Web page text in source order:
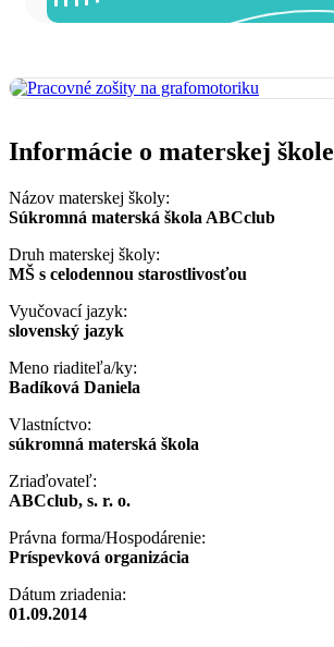
Informácie o materskej škole
Názov materskej školy:
Súkromná materská škola ABCclub
Druh materskej školy:
MŠ s celodennou starostlivosťou
Vyučovací jazyk:
slovenský jazyk
Meno riaditeľa/ky:
Badíková Daniela
Vlastníctvo:
súkromná materská škola
Zriaďovateľ:
ABCclub, s. r. o.
Právna forma/Hospodárenie:
Príspevková organizácia
Dátum zriadenia:
01.09.2014